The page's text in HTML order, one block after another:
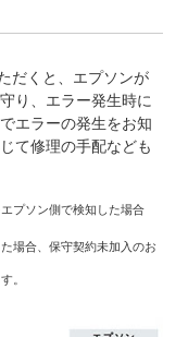
だくと、エプソンが
り、エラー発生時に
エラーの発生をお知
て修理の手配なども
プソン側で検知した場合
場合、保守契約未加入のお
。